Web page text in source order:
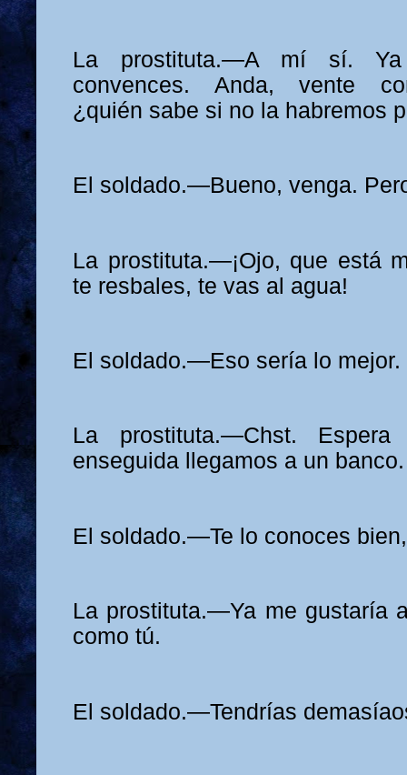
La prostituta.—A mí sí.
convences. Anda, vente
¿quién sabe si no la habremos
El soldado.—Bueno, venga.
La prostituta.—¡Ojo, que está
te resbales, te vas al agua!
El soldado.—Eso sería lo mejor.
La prostituta.—Chst.
enseguida llegamos a un banco.
El soldado.—Te lo conoces
La prostituta.—Ya me gustaría
como tú.
El soldado.—Tendrías